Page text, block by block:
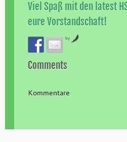
Viel Spaß mit den latest
eure Vorstandschaft!
by
Comments
Kommentare